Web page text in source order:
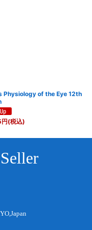
Physiology of the Eye 12th
円(税込)